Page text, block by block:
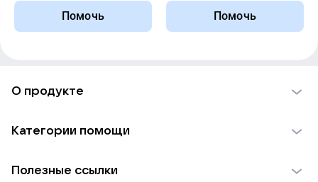
Помочь
Помочь
О продукте
Использование материалов
Категории помощи
Полезные ссылки